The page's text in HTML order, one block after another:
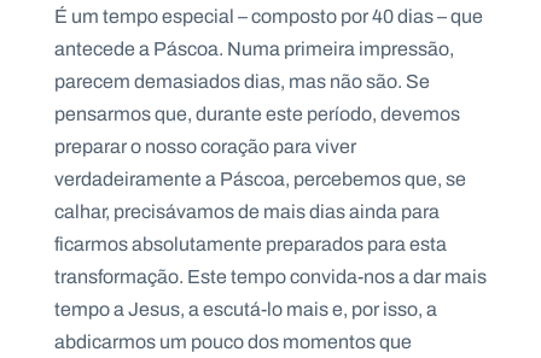
É um tempo especial – composto por 40 dias – que
antecede a Páscoa. Numa primeira impressão,
parecem demasiados dias, mas não são. Se
pensarmos que, durante este período, devemos
preparar o nosso coração para viver
verdadeiramente a Páscoa, percebemos que, se
calhar, precisávamos de mais dias ainda para
ficarmos absolutamente preparados para esta
transformação. Este tempo convida-nos a dar mais
tempo a Jesus, a escutá-lo mais e, por isso, a
abdicarmos um pouco dos momentos que
A
C
I
O
A
S
a
e
s
i
a
n
s
.